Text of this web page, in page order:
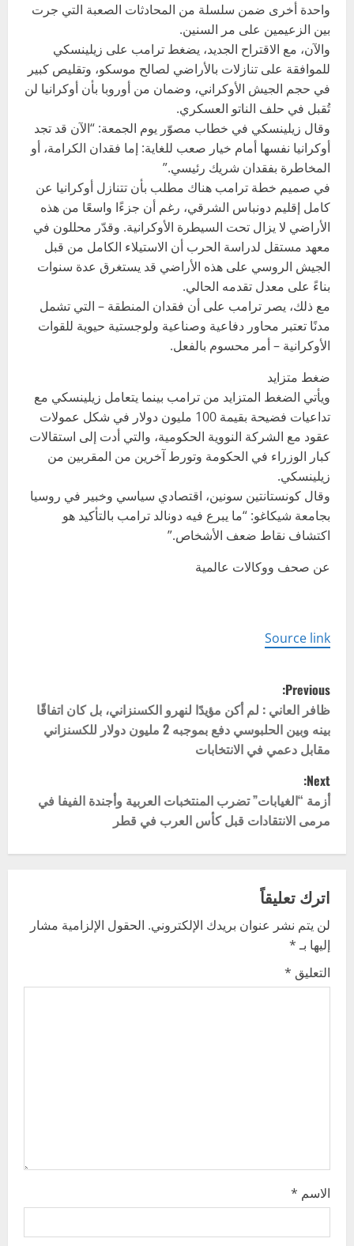
واحدة أخرى ضمن سلسلة من المحادثات الصعبة التي جرت
بين الزعيمين على مر السنين.
والآن، مع الاقتراح الجديد، يضغط ترامب على زيلينسكي
للموافقة على تنازلات بالأراضي لصالح موسكو، وتقليص كبير
في حجم الجيش الأوكراني، وضمان من أوروبا بأن أوكرانيا لن
تُقبل في حلف الناتو العسكري.
وقال زيلينسكي في خطاب مصوّر يوم الجمعة: “الآن قد تجد
أوكرانيا نفسها أمام خيار صعب للغاية: إما فقدان الكرامة، أو
المخاطرة بفقدان شريك رئيسي.”
في صميم خطة ترامب هناك مطلب بأن تتنازل أوكرانيا عن
كامل إقليم دونباس الشرقي، رغم أن جزءًا واسعًا من هذه
الأراضي لا يزال تحت السيطرة الأوكرانية. وقدّر محللون في
معهد مستقل لدراسة الحرب أن الاستيلاء الكامل من قبل
الجيش الروسي على هذه الأراضي قد يستغرق عدة سنوات
بناءً على معدل تقدمه الحالي.
مع ذلك، يصر ترامب على أن فقدان المنطقة – التي تشمل
مدنًا تعتبر محاور دفاعية وصناعية ولوجستية حيوية للقوات
الأوكرانية – أمر محسوم بالفعل.
ضغط متزايد
ويأتي الضغط المتزايد من ترامب بينما يتعامل زيلينسكي مع
تداعيات فضيحة بقيمة 100 مليون دولار في شكل عمولات
عقود مع الشركة النووية الحكومية، والتي أدت إلى استقالات
كبار الوزراء في الحكومة وتورط آخرين من المقربين من
زيلينسكي.
وقال كونستانتين سونين، اقتصادي سياسي وخبير في روسيا
بجامعة شيكاغو: “ما يبرع فيه دونالد ترامب بالتأكيد هو
اكتشاف نقاط ضعف الأشخاص.”
عن صحف ووكالات عالمية
Source link
P
o
s
t
n
a
v
i
g
a
Previous:
ظافر العاني : لم أكن مؤيدًا لنهرو الكسنزاني، بل كان اتفاقًا
بينه وبين الحلبوسي دفع بموجبه 2 مليون دولار للكسنزاني
مقابل دعمي في الانتخابات
Next:
أزمة “الغيابات” تضرب المنتخبات العربية وأجندة الفيفا في
مرمى الانتقادات قبل كأس العرب في قطر
اترك تعليقاً
لن يتم نشر عنوان بريدك الإلكتروني. الحقول الإلزامية مشار
إليها بـ*
التعليق *
الاسم *